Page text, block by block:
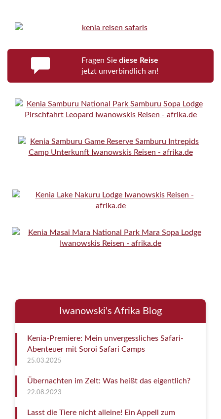
Fragen Sie diese Reise
jetzt unverbindlich an!
Iwanowski's Afrika Blog
Kenia-Premiere: Mein unvergessliches Safari-
Abenteuer mit Soroi Safari Camps
25.03.2025
Übernachten im Zelt: Was heißt das eigentlich?
22.08.2023
Lasst die Tiere nicht alleine! Ein Appell zum